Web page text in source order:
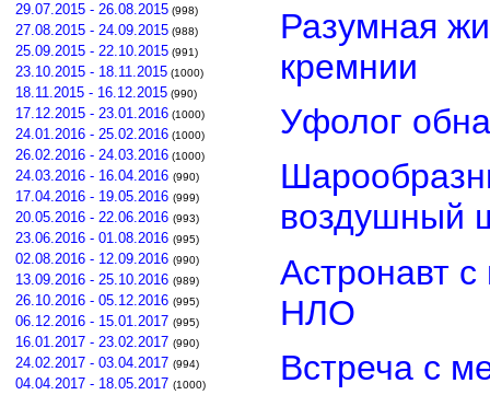
29.07.2015 - 26.08.2015 (998)
27.08.2015 - 24.09.2015 (988)
25.09.2015 - 22.10.2015 (991)
23.10.2015 - 18.11.2015 (1000)
18.11.2015 - 16.12.2015 (990)
17.12.2015 - 23.01.2016 (1000)
24.01.2016 - 25.02.2016 (1000)
26.02.2016 - 24.03.2016 (1000)
24.03.2016 - 16.04.2016 (990)
17.04.2016 - 19.05.2016 (999)
20.05.2016 - 22.06.2016 (993)
23.06.2016 - 01.08.2016 (995)
02.08.2016 - 12.09.2016 (990)
13.09.2016 - 25.10.2016 (989)
26.10.2016 - 05.12.2016 (995)
06.12.2016 - 15.01.2017 (995)
16.01.2017 - 23.02.2017 (990)
24.02.2017 - 03.04.2017 (994)
04.04.2017 - 18.05.2017 (1000)
Разумная
кремнии
Уфолог
воздушный
Астронавт
НЛО
Встреча с